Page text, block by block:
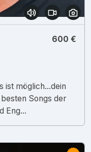
600 €
ist möglich...dein
Songs der
Eng...